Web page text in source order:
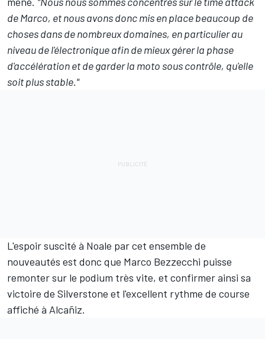
de Marco, et nous avons donc mis en place beaucoup de
choses dans de nombreux domaines, en particulier au
niveau de l'électronique afin de mieux gérer la phase
d'accélération et de garder la moto sous contrôle, qu'elle
soit plus stable."
L'espoir suscité à Noale par cet ensemble de
nouveautés est donc que Marco Bezzecchi puisse
remonter sur le podium très vite, et confirmer ainsi sa
victoire de Silverstone et l'excellent rythme de course
affiché à Alcañiz.